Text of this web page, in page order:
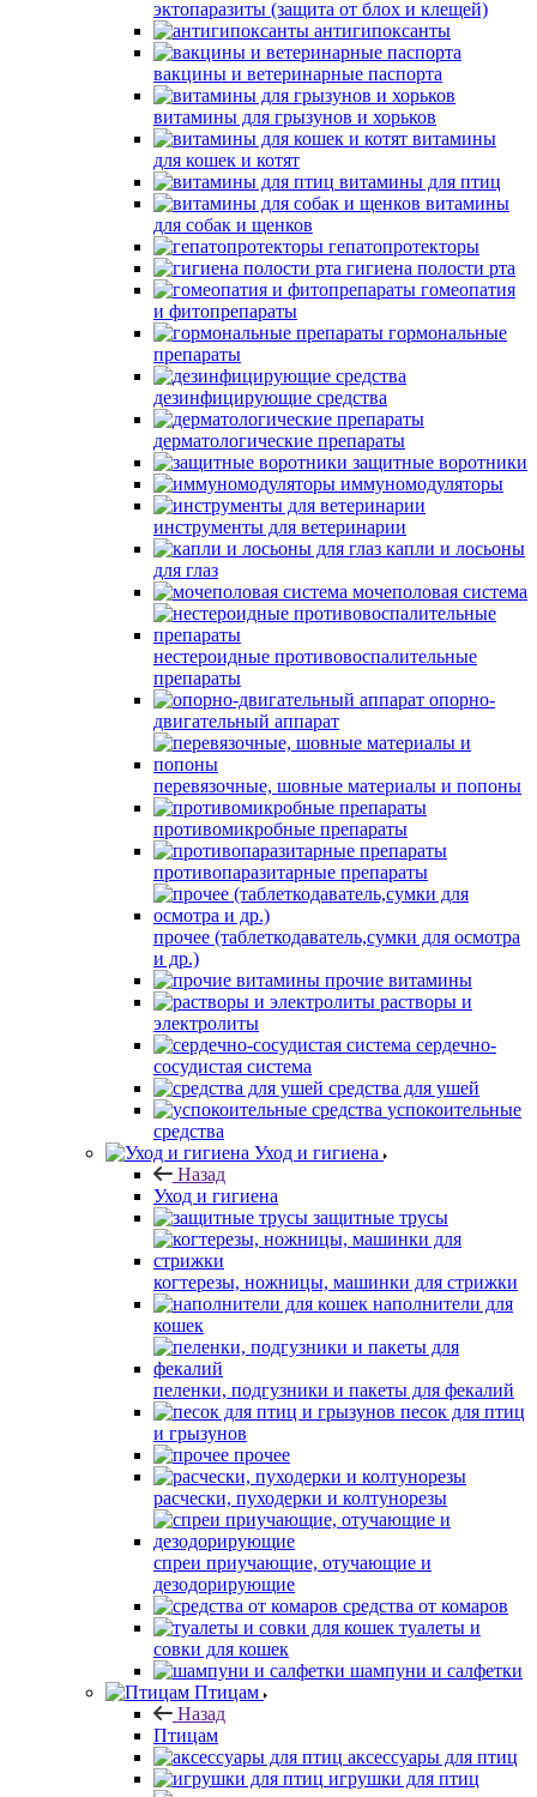
эктопаразиты (защита от блох и клещей)
антигипоксанты
вакцины и ветеринарные паспорта
витамины для грызунов и хорьков
витамины
для кошек и котят
витамины для птиц
витамины
для собак и щенков
гепатопротекторы
гигиена полости рта
гомеопатия
и фитопрепараты
гормональные
препараты
дезинфицирующие средства
дерматологические препараты
защитные воротники
иммуномодуляторы
инструменты для ветеринарии
капли и лосьоны
для глаз
мочеполовая система
нестероидные противовоспалительные
препараты
опорно-
двигательный аппарат
перевязочные, шовные материалы и попоны
противомикробные препараты
противопаразитарные препараты
прочее (таблеткодаватель,сумки для осмотра
и др.)
прочие витамины
растворы и
электролиты
сердечно-
сосудистая система
средства для ушей
успокоительные
средства
Уход и гигиена
Назад
Уход и гигиена
защитные трусы
когтерезы, ножницы, машинки для стрижки
наполнители для
кошек
пеленки, подгузники и пакеты для фекалий
песок для птиц
и грызунов
прочее
расчески, пуходерки и колтунорезы
спреи приучающие, отучающие и
дезодорирующие
средства от комаров
туалеты и
совки для кошек
шампуни и салфетки
Птицам
Назад
Птицам
аксессуары для птиц
игрушки для птиц